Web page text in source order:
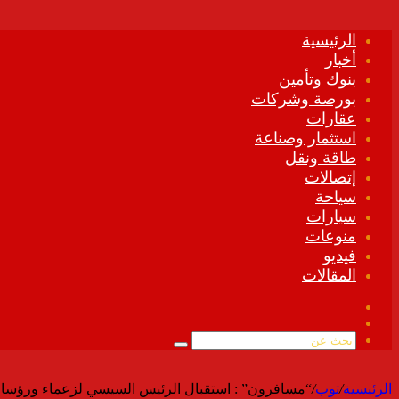
الرئيسية
أخبار
بنوك وتأمين
بورصة وشركات
عقارات
استثمار وصناعة
طاقة ونقل
إتصالات
سياحة
سيارات
منوعات
فيديو
المقالات
الموقع
بحث
الرئيسية/توب/“مسافرون” : استقبال الرئيس السيسي لزعماء ورؤساء